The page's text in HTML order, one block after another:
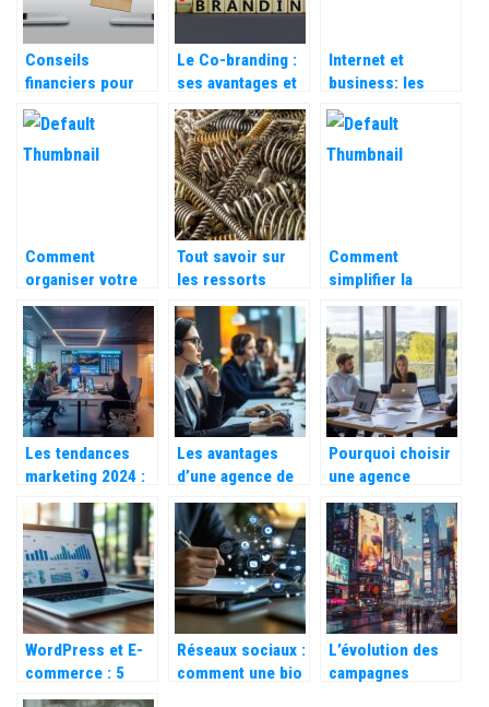
Conseils
financiers pour
optimiser vos
ressources
économiques
Le Co-branding :
ses avantages et
ses
inconvenients
Internet et
business: les
avantages de
cette association
Comment
organiser votre
entreprise de
maniere a en
assurer la
reussite ?
Tout savoir sur
les ressorts
utilisés dans le
secteur industriel
Comment
simplifier la
gestion des RH
de votre
entreprise ?
Les tendances
marketing 2024 :
l’expertise des
agences digitales
à votre service
Les avantages
d’une agence de
téléprospection
pour votre
développement
commercial
Pourquoi choisir
une agence
marketing en
Normandie pour
optimiser votre
visibilité locale
WordPress et E-
commerce : 5
astuces pour
Réseaux sociaux :
comment une bio
L’évolution des
campagnes